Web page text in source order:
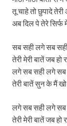
तू चाहे तो छुपादे
अब दिल पे तेरे सिर्फ
सब सही लगे सब
तेरी मेरी बातें जब हो
लगे सब सही लगे सब
तेरी बातें सुन के मैं खो
लगे सब सही लगे सब
तेरी मेरी बातें जब हो